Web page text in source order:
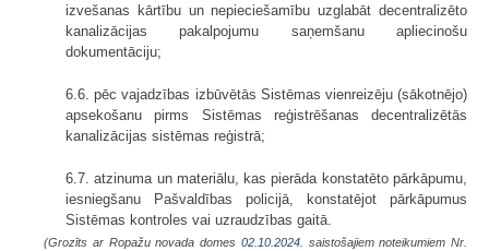
izvešanas kārtību un nepieciešamību uzglabāt decentralizēto
kanalizācijas pakalpojumu saņemšanu apliecinošu
dokumentāciju;
6.6. pēc vajadzības izbūvētās Sistēmas vienreizēju (sākotnējo)
apsekošanu pirms Sistēmas reģistrēšanas decentralizētās
kanalizācijas sistēmas reģistrā;
6.7. atzinuma un materiālu, kas pierāda konstatēto pārkāpumu,
iesniegšanu Pašvaldības policijā, konstatējot pārkāpumus
Sistēmas kontroles vai uzraudzības gaitā.
(Grozīts ar Ropažu novada domes 02.10.2024.
saistošajiem noteikumiem Nr.